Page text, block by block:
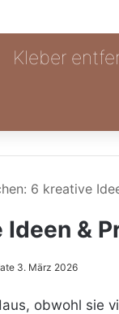
Kleber
6 kreative
Ideen &
3. März 2026
obwohl sie